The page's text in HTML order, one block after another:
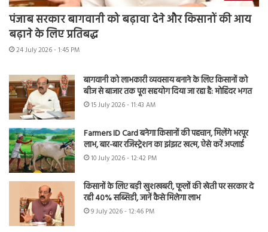
पंजाब सरकार बागवानी को बढ़ावा देने और किसानों की आय
बढ़ाने के लिए प्रतिबद्ध
24 July 2026 - 1:45 PM
बागवानी को लाभकारी व्यवसाय बनाने के लिए किसानों को
बीज से बाजार तक पूरा सहयोग दिया जा रहा है: मोहिंदर भगत
15 July 2026 - 11:43 AM
Farmers ID Card बनेगा किसानों की पहचान, मिलेंगे भरपूर
लाभ, बार-बार रजिस्ट्रेशन का झंझट खत्म, ऐसे करें अप्लाई
10 July 2026 - 12:42 PM
किसानों के लिए बड़ी खुशखबरी, फूलों की खेती पर सरकार दे
रही 40% सब्सिडी, जानें कैसे मिलेगा लाभ
9 July 2026 - 12:46 PM